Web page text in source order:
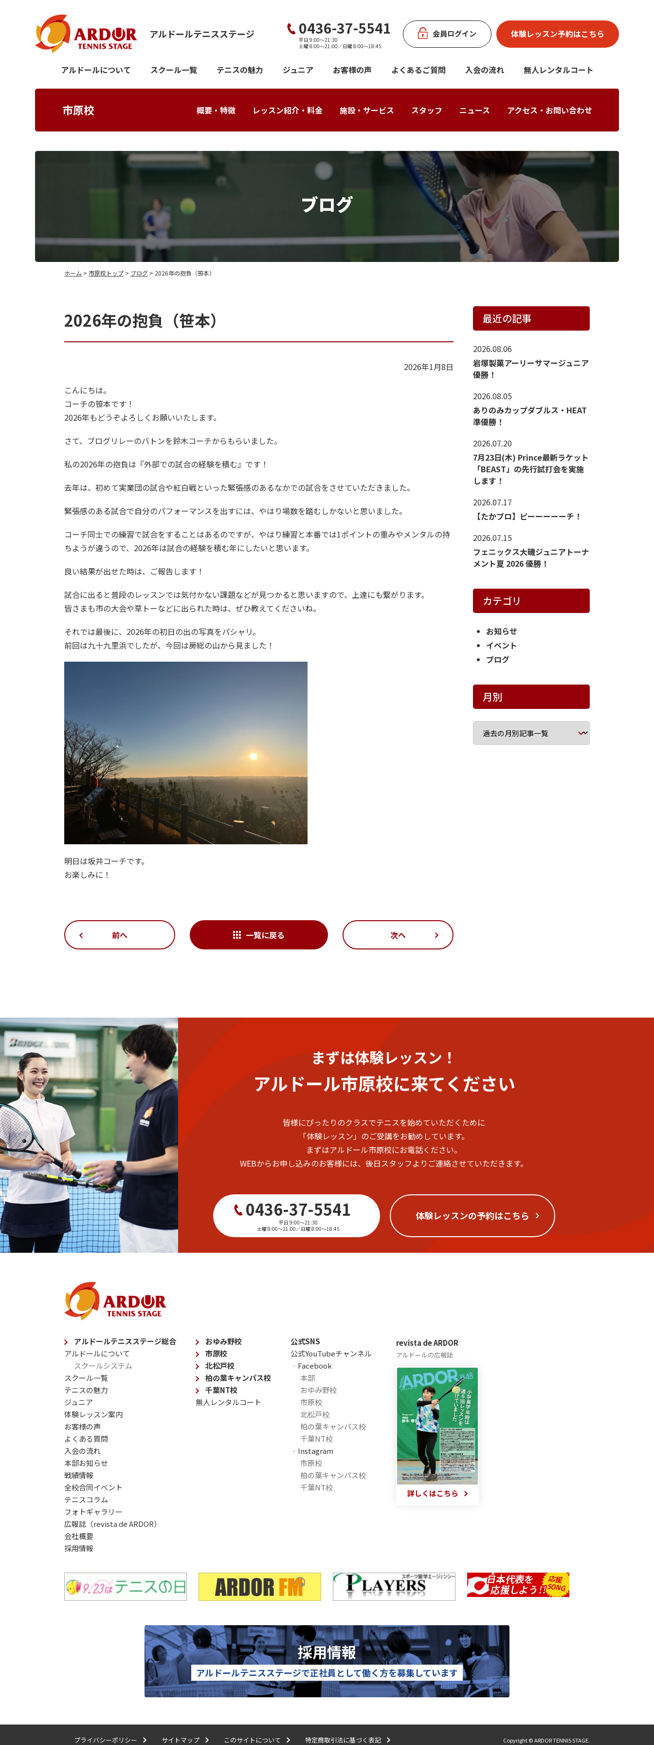
アルドールテニスステージ 0436-37-5541
平日 9:00〜21:30
土曜 8:00〜21:00／日曜 8:00〜18:45
会員ログイン 体験レッスン予約はこちら
概要・特徴 レッスン紹介・料金 施設・サービス スタッフ ニュース アクセス・お問い合わせ
アルドールについて スクール一覧 テニスの魅力 ジュニア お客様の声 よくあるご質問 入会の流れ 無人レンタルコート
市原校
ブログ
ホーム > 市原校トップ > ブログ > 2026年の抱負（笹本）
2026年の抱負（笹本）
2026年1月8日
こんにちは。
コーチの笹本です！
2026年もどうぞよろしくお願いいたします。
さて、ブログリレーのバトンを鈴木コーチからもらいました。
私の2026年の抱負は『外部での試合の経験を積む』です！
去年は、初めて実業団の試合や紅白戦といった緊張感のあるなかでの試合をさせていただきました。
緊張感のある試合で自分のパフォーマンスを出すには、やはり場数を踏むしかないと思いました。
コーチ同士での練習で試合をすることはあるのですが、やはり練習と本番では1ポイントの重みやメンタルの持
ちようが違うので、2026年は試合の経験を積む年にしたいと思います。
良い結果が出せた時は、ご報告します！
試合に出ると普段のレッスンでは気付かない課題などが見つかると思いますので、上達にも繋がります。
皆さまも市の大会や草トーなどに出られた時は、ぜひ教えてくださいね。
それでは最後に、2026年の初日の出の写真をパシャリ。
前回は九十九里浜でしたが、今回は房総の山から見ました！
明日は坂井コーチです。
お楽しみに！
前へ 一覧に戻る 次へ
最近の記事
2026.08.06
岩塚製菓アーリーサマージュニア
優勝！
2026.08.05
ありのみカップダブルス・HEAT
準優勝！
2026.07.20
7月23日(木) Prince最新ラケット
「BEAST」の先行試打会を実施
します！
2026.07.17
【たかブロ】ピーーーーーチ！
2026.07.15
フェニックス大磯ジュニアトーナ
メント夏 2026 優勝！
カテゴリ
お知らせ
イベント
ブログ
月別
まずは体験レッスン！
アルドール市原校に来てください
皆様にぴったりのクラスでテニスを始めていただくために
「体験レッスン」のご受講をお勧めしています。
まずはアルドール市原校にお電話ください。
WEBからお申し込みのお客様には、後日スタッフよりご連絡させていただきます。
0436-37-5541
平日 9:00〜21:30
土曜 8:00〜21:00／日曜 8:00〜18:45
体験レッスンの予約はこちら
アルドールテニスステージ総合
アルドールについて
スクールシステム
スクール一覧
テニスの魅力
ジュニア
体験レッスン案内
お客様の声
よくある質問
入会の流れ
本部お知らせ
戦績情報
全校合同イベント
テニスコラム
フォトギャラリー
広報誌（revista de ARDOR）
会社概要
採用情報
おゆみ野校
市原校
北松戸校
柏の葉キャンパス校
千葉NT校
無人レンタルコート
revista de ARDOR
アルドールの広報誌
詳しくはこちら
公式SNS
公式YouTubeチャンネル
‐Facebook
本部
おゆみ野校
市原校
北松戸校
柏の葉キャンパス校
千葉NT校
‐Instagram
市原校
柏の葉キャンパス校
千葉NT校
採用情報
アルドールテニスステージで正社員として働く方を募集しています
プライバシーポリシー サイトマップ このサイトについて 特定商取引法に基づく表記 Copyright © ARDOR TENNIS STAGE.